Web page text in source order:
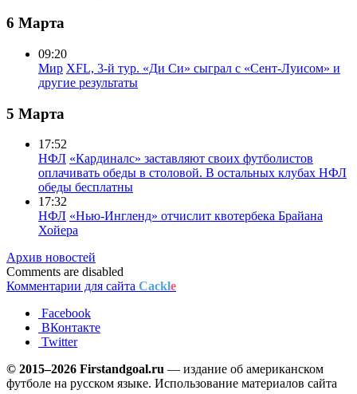
6 Марта
09:20
Мир XFL, 3-й тур. «Ди Си» сыграл с «Сент-Луисом» и
другие результаты
5 Марта
17:52
НФЛ «Кардиналс» заставляют своих футболистов
оплачивать обеды в столовой. В остальных клубах НФЛ
обеды бесплатны
17:32
НФЛ «Нью-Ингленд» отчислит квотербека Брайана
Хойера
Архив новостей
Comments are disabled
Комментарии для сайта Cackle
Facebook
ВКонтакте
Twitter
© 2015–2026 Firstandgoal.ru — издание об американском
футболе на русском языке. Использование материалов cайта